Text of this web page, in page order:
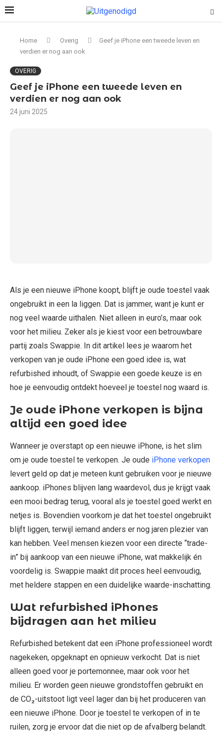
Home Overig
Geef je iPhone een tweede leven en
verdien er nog aan ook
OVERIG
Geef je iPhone een tweede leven en
verdien er nog aan ook
24 juni 2025
Als je een nieuwe iPhone koopt, blijft je oude toestel vaak
ongebruikt in een la liggen. Dat is jammer, want je kunt er
nog veel waarde uithalen. Niet alleen in euro’s, maar ook
voor het milieu. Zeker als je kiest voor een betrouwbare
partij zoals Swappie. In dit artikel lees je waarom het
verkopen van je oude iPhone een goed idee is, wat
refurbished inhoudt, of Swappie een goede keuze is en
hoe je eenvoudig ontdekt hoeveel je toestel nog waard is.
Je oude iPhone verkopen is bijna
altijd een goed idee
Wanneer je overstapt op een nieuwe iPhone, is het slim
om je oude toestel te verkopen. Je oude iPhone verkopen
levert geld op dat je meteen kunt gebruiken voor je nieuwe
aankoop. iPhones blijven lang waardevol, dus je krijgt vaak
een mooi bedrag terug, vooral als je toestel goed werkt en
netjes is. Bovendien voorkom je dat het toestel ongebruikt
blijft liggen, terwijl iemand anders er nog jaren plezier van
kan hebben. Veel mensen kiezen voor een directe “trade-
in” bij aankoop van een nieuwe iPhone, wat makkelijk én
voordelig is. Swappie maakt dit proces heel eenvoudig,
met heldere stappen en een duidelijke waarde-inschatting.
Wat refurbished iPhones
bijdragen aan het milieu
Refurbished betekent dat een iPhone professioneel wordt
nagekeken, opgeknapt en opnieuw verkocht. Dat is niet
alleen goed voor je portemonnee, maar ook voor het
milieu. Er worden geen nieuwe grondstoffen gebruikt en
de CO₂-uitstoot ligt veel lager dan bij het produceren van
een nieuwe iPhone. Door je toestel te verkopen of in te
ruilen, zorg je ervoor dat die niet op de afvalberg belandt.